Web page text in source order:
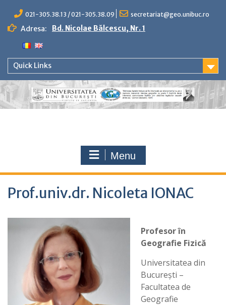
content
021-305.38.13 / 021-305.38.09 secretariat@geo.unibuc.ro
Adresa: Bd. Nicolae Bălcescu, Nr. 1
Quick Links
Menu
Prof.univ.dr. Nicoleta IONAC
Profesor în
Geografie Fizică
Universitatea din
Bucureşti –
Facultatea de
Geografie